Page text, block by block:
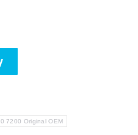
7200 Original OEM